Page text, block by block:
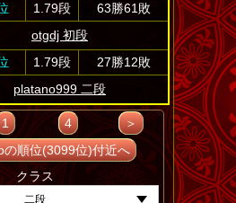
1.79段
63勝61敗
otgdj 初段
1.79段
27勝12敗
platano999 二段
1 4
＞
の順位(3099位)付近へ
クラス
二段